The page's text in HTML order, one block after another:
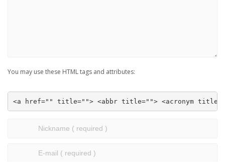
You may use these HTML tags and attributes:
<a href="" title=""> <abbr title=""> <acronym